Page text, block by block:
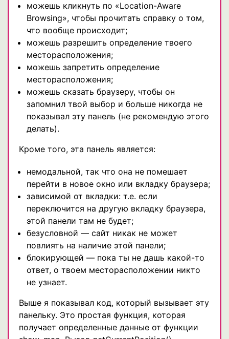
можешь кликнуть по «Location-Aware
Browsing», чтобы прочитать справку о том,
что вообще происходит;
можешь разрешить определение твоего
месторасположения;
можешь запретить определение
месторасположения;
можешь сказать браузеру, чтобы он
запомнил твой выбор и больше никогда не
показывал эту панель (не рекомендую этого
делать).
Кроме того, эта панель является:
немодальной, так что она не помешает
перейти в новое окно или вкладку браузера;
зависимой от вкладки: т.е. если
переключится на другую вкладку браузера,
этой панели там не будет;
безусловной — сайт никак не может
повлиять на наличие этой панели;
блокирующей — пока ты не дашь какой-то
ответ, о твоем месторасположении никто
не узнает.
Выше я показывал код, который вызывает эту
панельку. Это простая функция, которая
получает определенные данные от функции